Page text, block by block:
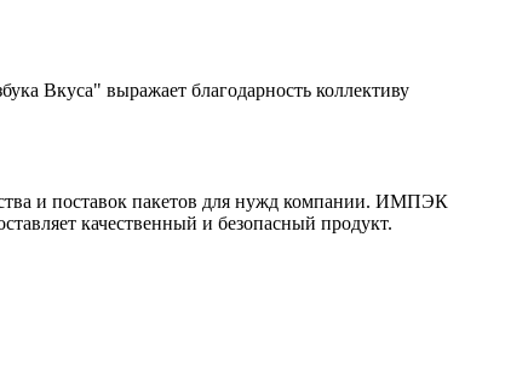
Вкуса" выражает благодарность коллективу
и поставок пакетов для нужд компании. ИМПЭК
качественный и безопасный продукт.